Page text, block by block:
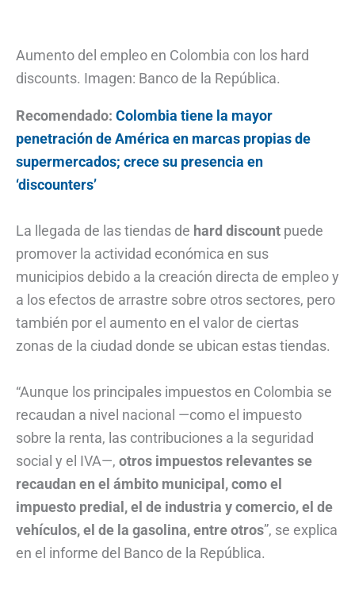
Aumento del empleo en Colombia con los hard
discounts. Imagen: Banco de la República.
Recomendado: Colombia tiene la mayor
penetración de América en marcas propias de
supermercados; crece su presencia en
‘discounters’
La llegada de las tiendas de hard discount puede
promover la actividad económica en sus
municipios debido a la creación directa de empleo y
a los efectos de arrastre sobre otros sectores, pero
también por el aumento en el valor de ciertas
zonas de la ciudad donde se ubican estas tiendas.
“Aunque los principales impuestos en Colombia se
recaudan a nivel nacional —como el impuesto
sobre la renta, las contribuciones a la seguridad
social y el IVA—, otros impuestos relevantes se
recaudan en el ámbito municipal, como el
impuesto predial, el de industria y comercio, el de
vehículos, el de la gasolina, entre otros”, se explica
en el informe del Banco de la República.